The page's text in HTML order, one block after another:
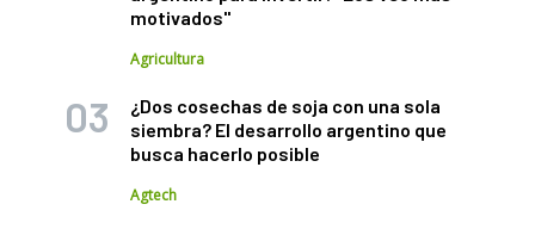
motivados"
Agricultura
¿Dos cosechas de soja con una sola
siembra? El desarrollo argentino que
busca hacerlo posible
Agtech